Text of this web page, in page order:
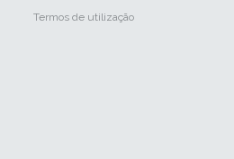
Termos de utilização